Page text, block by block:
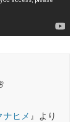
ヒメ 』より